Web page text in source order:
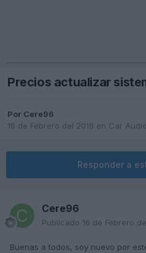
Precios actualizar
Por Cere96
16 de Febrero del 2018 en Car
Responder a
Cere96
Publicado 16 de Febrero
Buenas a todos, soy nuevo por